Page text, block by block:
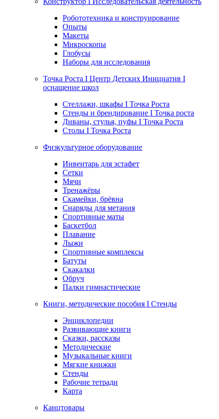
Робототехника и конструирование
Опыты
Макеты
Микроскопы
Глобусы
Наборы для исследования
Точка Роста I Центр Детских Инициатив I
оснащение школ
Стеллажи, шкафы I Точка Роста
Стенды и брендирование I Точка роста
Диваны, стулья, пуфы I Точка Роста
Столы I Точка Роста
Физкультурное оборудование
Инвентарь для эстафет
Сетки
Мячи
Тренажёры
Скамейки, брёвна
Снаряды для метания
Спортивные маты
Баскетбол
Плавание
Лыжи
Спортивные комплексы
Батуты
Скакалки
Обруч
Палки гимнастические
Книги, методические пособия I Стенды
Энциклопедии
Развивающие книги
Сказки, рассказы
Методические
Музыкальные книги
Мягкие книжки
Стенды
Рабочие тетради
Карта
Канцтовары